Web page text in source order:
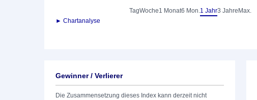
TagWoche1 Monat6 Mon.1 Jahr3 Jahre Max.
► Chartanalyse
Gewinner / Verlierer
Die Zusammensetzung dieses Index kann derzeit nicht